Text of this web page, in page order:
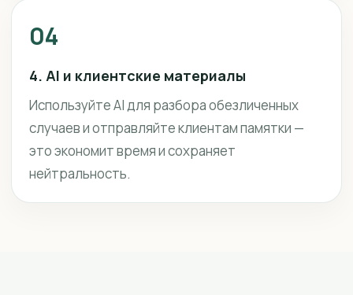
04
4. AI и клиентские материалы
Используйте AI для разбора обезличенных
случаев и отправляйте клиентам памятки —
это экономит время и сохраняет
нейтральность.